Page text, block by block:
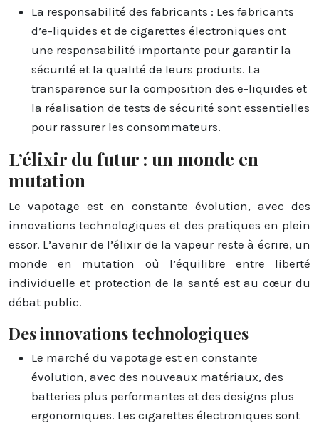
La responsabilité des fabricants : Les fabricants
d’e-liquides et de cigarettes électroniques ont
une responsabilité importante pour garantir la
sécurité et la qualité de leurs produits. La
transparence sur la composition des e-liquides et
la réalisation de tests de sécurité sont essentielles
pour rassurer les consommateurs.
L’élixir du futur : un monde en
mutation
Le vapotage est en constante évolution, avec des
innovations technologiques et des pratiques en plein
essor. L’avenir de l’élixir de la vapeur reste à écrire, un
monde en mutation où l’équilibre entre liberté
individuelle et protection de la santé est au cœur du
débat public.
Des innovations technologiques
Le marché du vapotage est en constante
évolution, avec des nouveaux matériaux, des
batteries plus performantes et des designs plus
ergonomiques. Les cigarettes électroniques sont